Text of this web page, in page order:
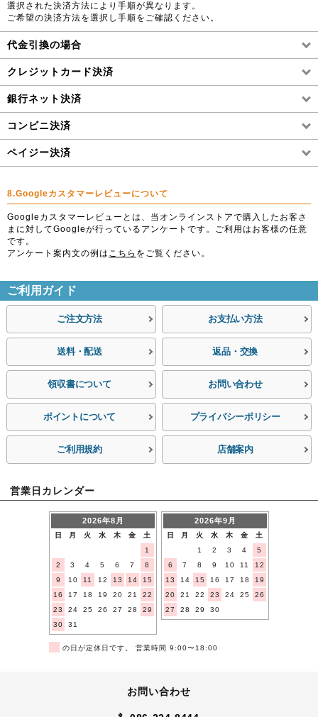
選択された決済方法により手順が異なります。
ご希望の決済方法を選択し手順をご確認ください。
代金引換の場合
クレジットカード決済
銀行ネット決済
コンビニ決済
ペイジー決済
8.Googleカスタマーレビューについて
Googleカスタマーレビューとは、当オンラインストアで購入したお客さ
まに対してGoogleが行っているアンケートです。ご利用はお客様の任意
です。
アンケート案内文の例は こちら をご覧ください。
ご利用ガイド
ご注文方法 お支払い方法
送料・配送 返品・交換
領収書について お問い合わせ
ポイントについて プライバシーポリシー
ご利用規約 店舗案内
営業日カレンダー
2026年8月
日 月 火 水 木 金
土
1
2
3 4 5 6 7
8
9
10 11 12 13 14
15
16
17 18 19 20 21
22
23
24 25 26 27 28
29
30
31
2026年9月
日 月 火 水 木 金
土
1
2 3 4
5
6
7 8 9 10 11
12
13
14 15 16 17 18
19
20
21 22 23 24 25
26
27
28 29 30
の日が定休日です。 営業時間 9:00〜18:00
お問い合わせ